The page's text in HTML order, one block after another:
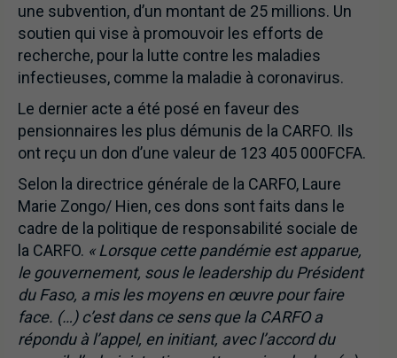
une subvention, d’un montant de 25 millions. Un
soutien qui vise à promouvoir les efforts de
recherche, pour la lutte contre les maladies
infectieuses, comme la maladie à coronavirus.
Le dernier acte a été posé en faveur des
pensionnaires les plus démunis de la CARFO. Ils
ont reçu un don d’une valeur de 123 405 000FCFA.
Selon la directrice générale de la CARFO, Laure
Marie Zongo/ Hien, ces dons sont faits dans le
cadre de la politique de responsabilité sociale de
la CARFO. « Lorsque cette pandémie est apparue,
le gouvernement, sous le leadership du Président
du Faso, a mis les moyens en œuvre pour faire
face. (…) c’est dans ce sens que la CARFO a
répondu à l’appel, en initiant, avec l’accord du